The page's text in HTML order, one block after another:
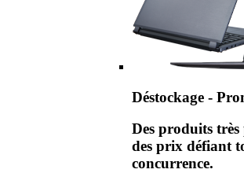
Déstockage -
Des produits
des prix défiant
concurrence.